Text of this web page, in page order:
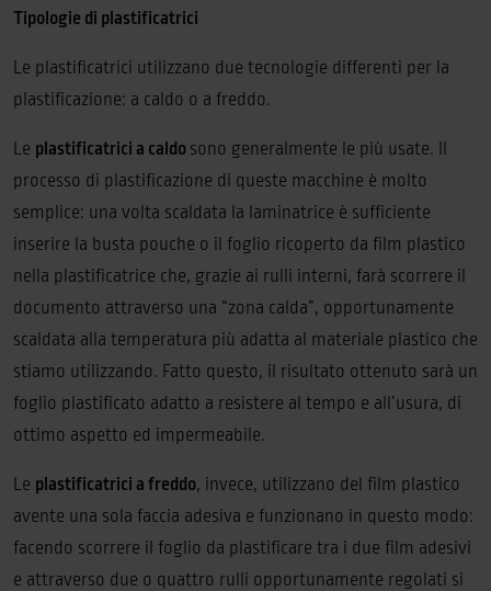
Tipologie di plastificatrici
Le plastificatrici utilizzano due tecnologie differenti per la
plastificazione: a caldo o a freddo.
Le plastificatrici a caldo sono generalmente le più usate. Il
processo di plastificazione di queste macchine è molto
semplice: una volta scaldata la laminatrice è sufficiente
inserire la busta pouche o il foglio ricoperto da film plastico
nella plastificatrice che, grazie ai rulli interni, farà scorrere il
documento attraverso una “zona calda”, opportunamente
scaldata alla temperatura più adatta al materiale plastico che
stiamo utilizzando. Fatto questo, il risultato ottenuto sarà un
foglio plastificato adatto a resistere al tempo e all’usura, di
ottimo aspetto ed impermeabile.
Le plastificatrici a freddo, invece, utilizzano del film plastico
avente una sola faccia adesiva e funzionano in questo modo:
facendo scorrere il foglio da plastificare tra i due film adesivi
e attraverso due o quattro rulli opportunamente regolati si